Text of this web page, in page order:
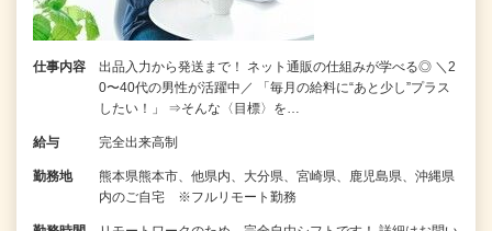
仕事内容
出品入力から発送まで！ ネット通販の仕組みが学べる◎ ＼2
0〜40代の男性が活躍中／ 「毎月の給料に“あと少し”プラス
したい！」 ⇒そんな〈目標〉を…
給与 完全出来高制
勤務地
熊本県熊本市、他県内、大分県、宮崎県、鹿児島県、沖縄県
内のご自宅 ※フルリモート勤務